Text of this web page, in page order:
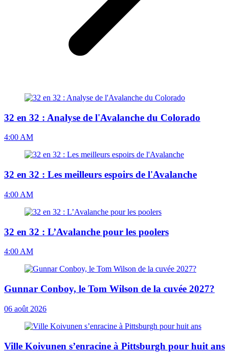
32 en 32 : Analyse de l'Avalanche du Colorado
4:00 AM
32 en 32 : Les meilleurs espoirs de l'Avalanche
4:00 AM
32 en 32 : L’Avalanche pour les poolers
4:00 AM
Gunnar Conboy, le Tom Wilson de la cuvée 2027?
06 août 2026
Ville Koivunen s’enracine à Pittsburgh pour huit ans